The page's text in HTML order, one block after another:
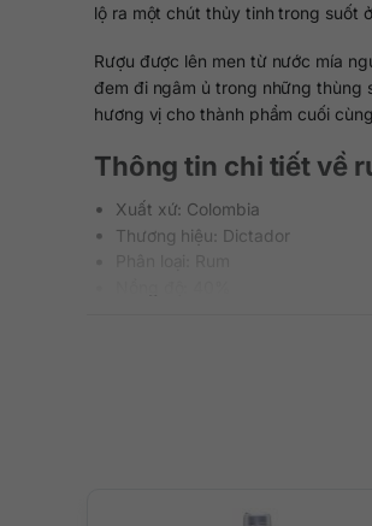
lộ ra một chút thủy tinh trong suốt
Rượu được lên men từ nước mía
đem đi ngâm ủ trong những thùng
hương vị cho thành phẩm cuối cùng.
Thông tin chi tiết về
Xuất xứ: Colombia
Thương hiệu: Dictador
Cách thưởng thức: Uống
sung tròn trịa và cân bằng hơn
hương vị. Dư vị kéo dài, tươi mát